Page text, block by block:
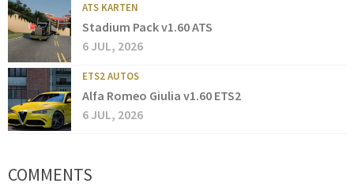
ATS KARTEN
Stadium Pack v1.60 ATS
6 JUL, 2026
ETS2 AUTOS
Alfa Romeo Giulia v1.60 ETS2
6 JUL, 2026
COMMENTS